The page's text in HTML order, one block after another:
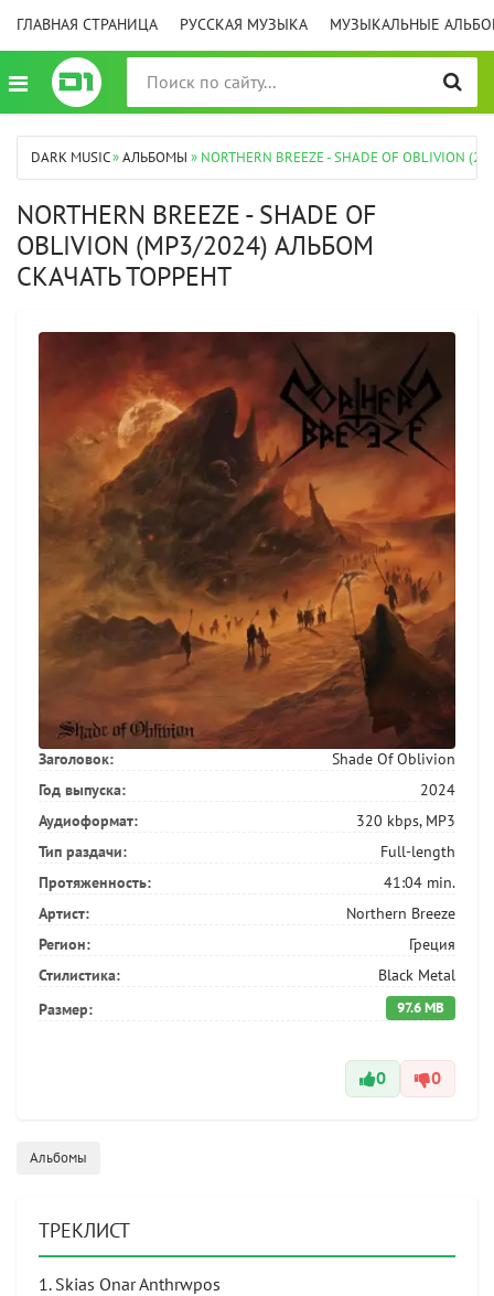
ГЛАВНАЯ СТРАНИЦА РУССКАЯ МУЗЫКА МУЗЫКАЛЬНЫЕ
DARK MUSIC»АЛЬБОМЫ » NORTHERN BREEZE - SHADE OF OBLIVION
NORTHERN BREEZE - SHADE OF
OBLIVION (MP3/2024) АЛЬБОМ
СКАЧАТЬ ТОРРЕНТ
Заголовок:
Shade Of Oblivion
Год выпуска:
2024
Аудиоформат:
320 kbps, MP3
Тип раздачи:
Full-length
Протяженность:
41:04 min.
Артист:
Northern Breeze
Регион:
Греция
Стилистика:
Black Metal
Размер:
97.6 MB
0 0
Альбомы
ТРЕКЛИСТ
1. Skias Onar Anthrwpos